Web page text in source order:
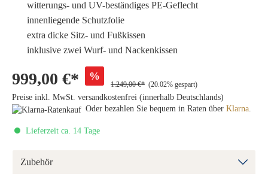
witterungs- und UV-beständiges PE-Geflecht
innenliegende Schutzfolie
extra dicke Sitz- und Fußkissen
inklusive zwei Wurf- und Nackenkissen
999,00 €* %
1.249,00 €* (20.02% gespart)
Preise inkl. MwSt. versandkostenfrei (innerhalb Deutschlands)
Oder bezahlen Sie bequem in Raten über Klarna.
Lieferzeit ca. 14 Tage
Zubehör